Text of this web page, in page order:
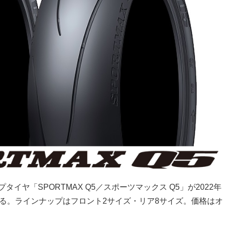
タイヤ「SPORTMAX Q5／スポーツマックス Q5」が2022年
。ラインナップはフロント2サイズ・リア8サイズ。価格はオ